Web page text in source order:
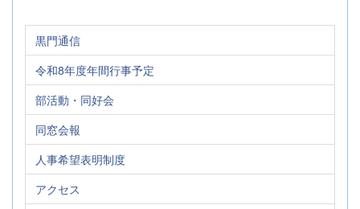
黒門通信
令和8年度年間行事予定
部活動・同好会
同窓会報
人事希望表明制度
アクセス